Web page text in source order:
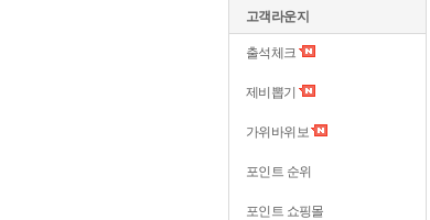
고객라운지
출석체크
제비뽑기
가위바위보
포인트 순위
포인트 쇼핑몰